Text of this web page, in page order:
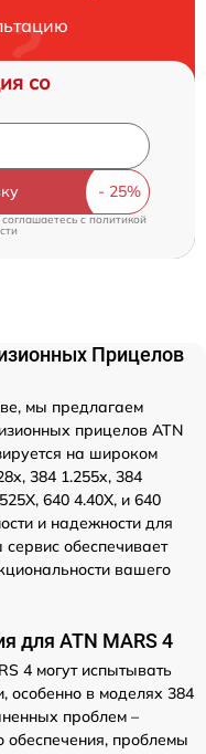
со
cполитикой
Прицелов
мы предлагаем
прицелов ATN
на широком
384 1.255x, 384
640 4.40X, и 640
и надежности для
обеспечивает
вашего
для ATN MARS 4
4 могут испытывать
особенно в моделях 384
проблем –
обеспечения, проблемы